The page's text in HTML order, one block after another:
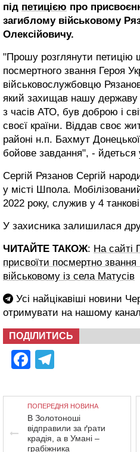
під петицією про
загиблому військовому
Олексійовичу.
"Прошу розглянути петицію
посмертного звання Героя
військовослужбовцю
який захищав нашу державу
з часів АТО, був доброю і
своєї країни. Віддав своє
районі н.п. Бахмут
бойове завдання", - йдеться
Сергій Рязанов Сергій
у місті Шпола.
2022 року, служив у 4
У захисника залишилася
ЧИТАЙТЕ ТАКОЖ: На сайті
присвоїти посмертно
військовому із села Матусів
Усі найцікавіші новини
отримувати на нашому
ПОДІЛИТИСЬ
Facebook
ПОПЕРЕДНЯ НОВИНА
В Золотоноші
відправили за ґрати
крадія, а в Умані –
грабіжника